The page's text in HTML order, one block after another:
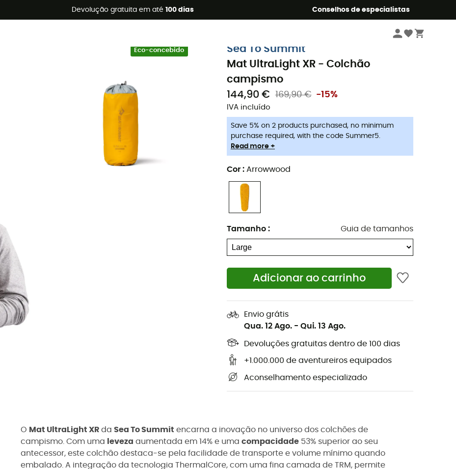
Devolução gratuita em até 100 dias Conselhos de especialistas
de verão 🔥 -5% EXTRA a partir de 2 produtos* com o código Summer5
Eco-concebido
Colchões campismo
Sea To Summit
Mat UltraLight XR - Colchão
campismo
144,90 €
169,90 € -15%
IVA incluído
Save 5% on 2 products purchased, no minimum
purchase required, with the code Summer5.
Read more +
Cor : Arrowwood
Tamanho : Guia de tamanhos
Adicionar ao carrinho
Envio grátis
Qua. 12 Ago. - Qui. 13 Ago.
Devoluções gratuitas dentro de 100 dias
+1.000.000 de aventureiros equipados
Aconselhamento especializado
O Mat UltraLight XR da Sea To Summit encarna a inovação no universo dos colchões de
campismo. Com uma
leveza aumentada em 14% e uma compacidade 53% superior ao seu
antecessor, este colchão destaca-se pela facilidade de transporte e volume mínimo quando
embalado. A integração da tecnologia ThermalCore, com uma fina camada de TRM, permite